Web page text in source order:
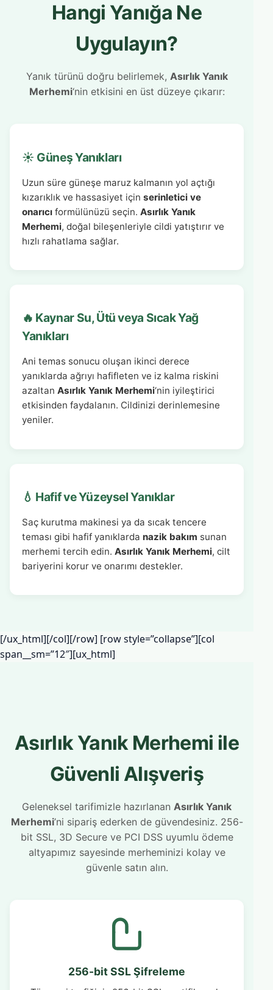
Hangi Yanığa Ne
Uygulayın?
Yanık türünü doğru belirlemek, Asırlık Yanık
Merhemi‘nin etkisini en üst düzeye çıkarır:
☀️ Güneş Yanıkları
Uzun süre güneşe maruz kalmanın yol açtığı
kızarıklık ve hassasiyet için serinletici ve
onarıcı formülünüzü seçin. Asırlık Yanık
Merhemi, doğal bileşenleriyle cildi yatıştırır ve
hızlı rahatlama sağlar.
🔥 Kaynar Su, Ütü veya Sıcak Yağ
Yanıkları
Ani temas sonucu oluşan ikinci derece
yanıklarda ağrıyı hafifleten ve iz kalma riskini
azaltan Asırlık Yanık Merhemi‘nin iyileştirici
etkisinden faydalanın. Cildinizi derinlemesine
yeniler.
💧 Hafif ve Yüzeysel Yanıklar
Saç kurutma makinesi ya da sıcak tencere
teması gibi hafif yanıklarda nazik bakım sunan
merhemi tercih edin. Asırlık Yanık Merhemi, cilt
bariyerini korur ve onarımı destekler.
[/ux_html][/col][/row] [row style=”collapse”][col
span__sm=”12″][ux_html]
Asırlık Yanık Merhemi ile
Güvenli Alışveriş
Geleneksel tarifimizle hazırlanan Asırlık Yanık
Merhemi’ni sipariş ederken de güvendesiniz. 256-
bit SSL, 3D Secure ve PCI DSS uyumlu ödeme
altyapımız sayesinde merheminizi kolay ve
güvenle satın alın.
256-bit SSL Şifreleme